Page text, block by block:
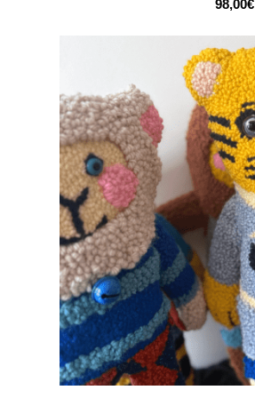
98,00€